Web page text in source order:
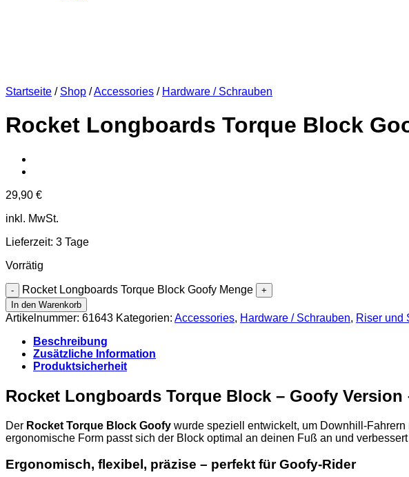
Startseite / Shop /Accessories / Hardware / Schrauben
Rocket Longboards Torque Block
29,90 €
inkl. MwSt.
Lieferzeit: 3 Tage
Vorrätig
Rocket Longboards Torque Block Goofy Menge
In den Warenkorb
Artikelnummer: 61643 Kategorien: Accessories, Hardware / Schrauben, Riser und
Beschreibung
Zusätzliche Information
Produktsicherheit
Rocket Longboards Torque Block – Goofy
Der Rocket Torque Block Goofy wurde speziell entwickelt, um Downhill-Fahrern
ergonomische Form passt sich der Block optimal an deinen Fuß an und
Ergonomisch, flexibel, präzise – perfekt für Goofy-Rider